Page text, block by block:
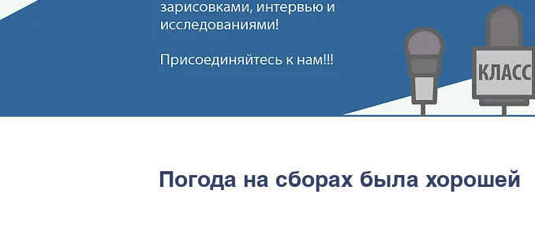
Погода на сборах была хорошей